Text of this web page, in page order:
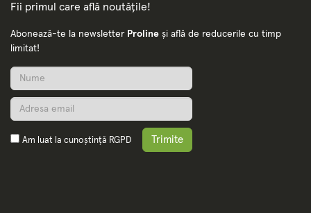
Fii primul care află noutățile!
Abonează-te la newsletter Proline și află de reducerile cu timp
limitat!
Am luat la cunoștință RGPD Trimite